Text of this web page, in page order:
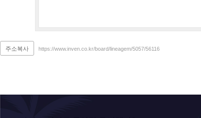
주소복사 https://www.inven.co.kr/board/lineagem/5057/56116